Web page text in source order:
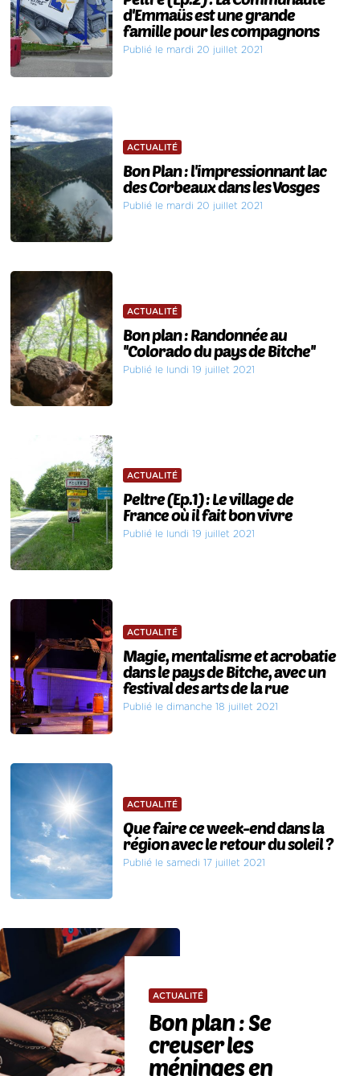
d'Emmaüs est une grande
famille pour les compagnons
Publié le mardi 20 juillet 2021
ACTUALITÉ
Bon Plan : l'impressionnant lac
des Corbeaux dans les Vosges
Publié le mardi 20 juillet 2021
ACTUALITÉ
Bon plan : Randonnée au
''Colorado du pays de Bitche''
Publié le lundi 19 juillet 2021
ACTUALITÉ
Peltre (Ep.1) : Le village de
France où il fait bon vivre
Publié le lundi 19 juillet 2021
ACTUALITÉ
Magie, mentalisme et acrobatie
dans le pays de Bitche, avec un
festival des arts de la rue
Publié le dimanche 18 juillet 2021
ACTUALITÉ
Que faire ce week-end dans la
région avec le retour du soleil ?
Publié le samedi 17 juillet 2021
ACTUALITÉ
Bon plan : Se
creuser les
méninges en